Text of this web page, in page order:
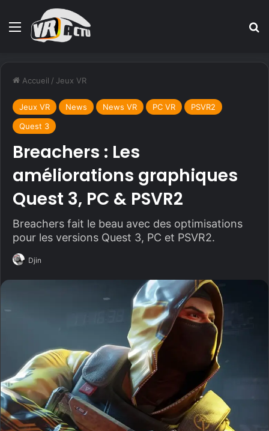
Menu
Accueil / Jeux VR
Jeux VR News News VR PC VR
PSVR2
Quest 3
Breachers : Les
améliorations graphiques
Quest 3, PC & PSVR2
Breachers fait le beau avec des optimisations
pour les versions Quest 3, PC et PSVR2.
Djin